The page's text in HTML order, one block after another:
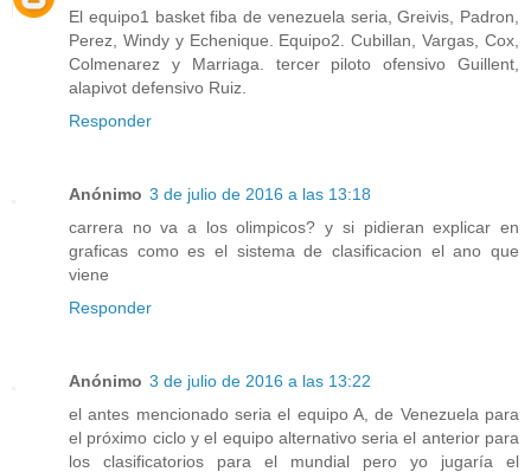
El equipo1 basket fiba de venezuela seria, Greivis, Padron,
Perez, Windy y Echenique. Equipo2. Cubillan, Vargas, Cox,
Colmenarez y Marriaga. tercer piloto ofensivo Guillent,
alapivot defensivo Ruiz.
Responder
Anónimo 3 de julio de 2016 a las 13:18
carrera no va a los olimpicos? y si pidieran explicar en
graficas como es el sistema de clasificacion el ano que
viene
Responder
Anónimo 3 de julio de 2016 a las 13:22
el antes mencionado seria el equipo A, de Venezuela para
el próximo ciclo y el equipo alternativo seria el anterior para
los clasificatorios para el mundial pero yo jugaría el